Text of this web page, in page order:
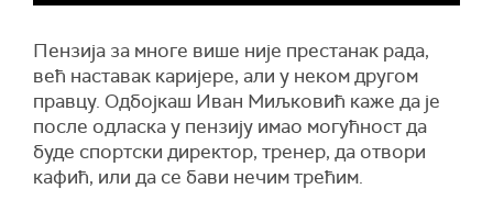
Пензија за многе више није престанак рада,
већ наставак каријере, али у неком другом
правцу. Одбојкаш Иван Миљковић каже да је
после одласка у пензију имао могућност да
буде спортски директор, тренер, да отвори
кафић, или да се бави нечим трећим.